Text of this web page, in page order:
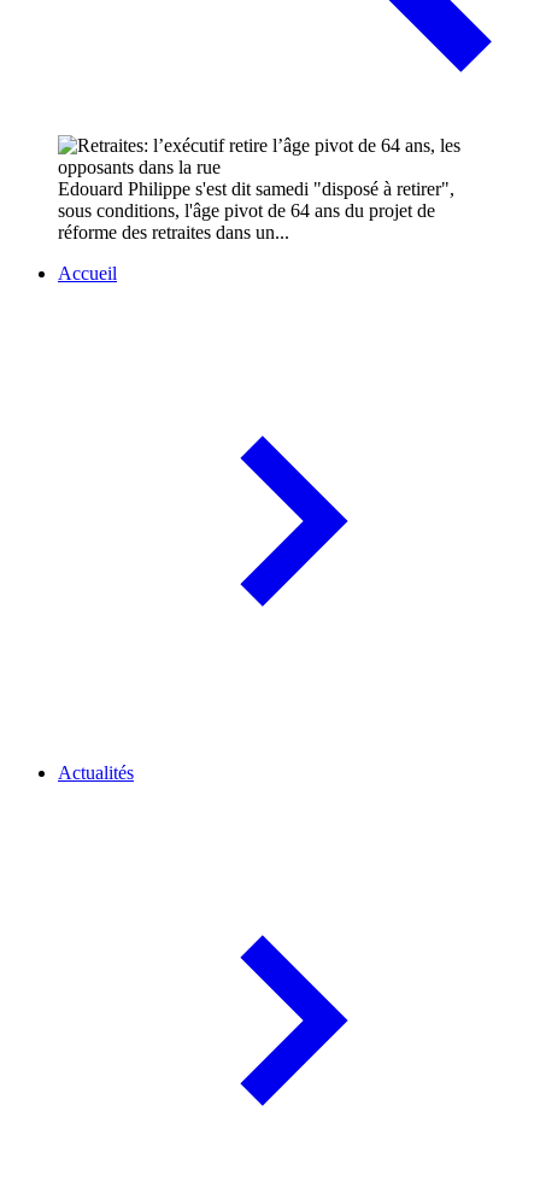
Edouard Philippe s'est dit samedi "disposé à retirer",
sous conditions, l'âge pivot de 64 ans du projet de
réforme des retraites dans un...
Accueil
Actualités